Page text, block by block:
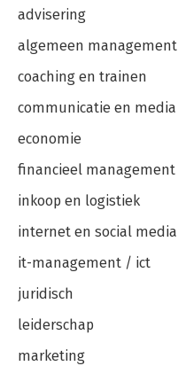
advisering
algemeen management
coaching en trainen
communicatie en media
economie
financieel management
inkoop en logistiek
internet en social media
it-management / ict
juridisch
leiderschap
marketing